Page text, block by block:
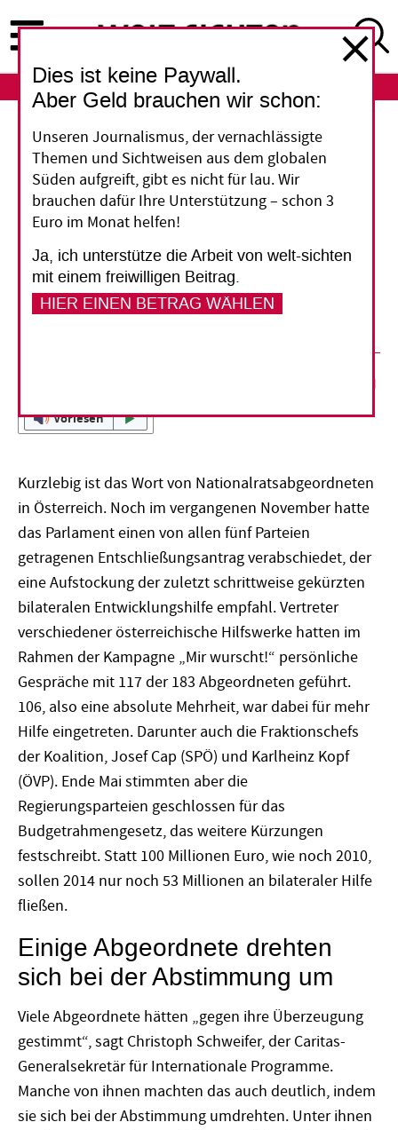
zum
Inhalt
ABO
Österreichs Parlamentarier fallen um
Im vergangenen November hatte das Parlament
einen Antrag verabschiedet, der eine
Aufstockung der Entwicklungshilfe empfahl.
Doch Ende Mai stimmten die
Regierungsparteien geschlossen für weitere
Kürzungen.
Vorlesen
Kurzlebig ist das Wort von Nationalratsabgeordneten
in Österreich. Noch im vergangenen November hatte
das Parlament einen von allen fünf Parteien
getragenen Entschließungsantrag verabschiedet, der
eine Aufstockung der zuletzt schrittweise gekürzten
bilateralen Entwicklungshilfe empfahl. Vertreter
verschiedener österreichische Hilfswerke hatten im
Rahmen der Kampagne „Mir wurscht!“ persönliche
Gespräche mit 117 der 183 Abgeordneten geführt.
106, also eine absolute Mehrheit, war dabei für mehr
Hilfe eingetreten. Darunter auch die Fraktionschefs
der Koalition, Josef Cap (SPÖ) und Karlheinz Kopf
(ÖVP). Ende Mai stimmten aber die
Regierungsparteien geschlossen für das
Budgetrahmengesetz, das weitere Kürzungen
festschreibt. Statt 100 Millionen Euro, wie noch 2010,
sollen 2014 nur noch 53 Millionen an bilateraler Hilfe
fließen.
Einige Abgeordnete drehten
sich bei der Abstimmung um
Viele Abgeordnete hätten „gegen ihre Überzeugung
gestimmt“, sagt Christoph Schweifer, der Caritas-
Generalsekretär für Internationale Programme.
Manche von ihnen machten das auch deutlich, indem
sie sich bei der Abstimmung umdrehten. Unter ihnen
Dies ist keine Paywall.
Aber Geld brauchen wir schon:
Unseren Journalismus, der vernachlässigte
Themen und Sichtweisen aus dem globalen
Süden aufgreift, gibt es nicht für lau. Wir
brauchen dafür Ihre Unterstützung – schon 3
Euro im Monat helfen!
Ja, ich unterstütze die Arbeit von welt-sichten
mit einem freiwilligen Beitrag.
HIER EINEN BETRAG WÄHLEN